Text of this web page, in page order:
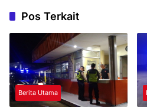
Pos Terkait
Berita Utama